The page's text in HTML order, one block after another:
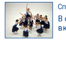
В